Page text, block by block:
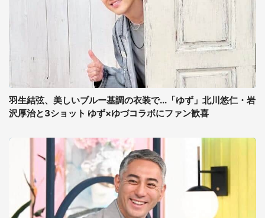
羽生結弦、美しいブルー基調の衣装で...「ゆず」北川悠仁・岩
沢厚治と3ショット ゆず×ゆづコラボにファン歓喜